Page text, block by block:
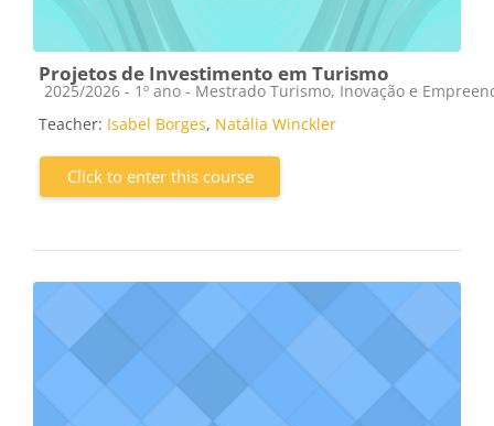
Projetos de Investimento em Turismo
Course category
2025/2026 - 1º ano - Mestrado Turismo, Inovação e
Teacher: Isabel Borges, Natália Winckler
Click to enter this course